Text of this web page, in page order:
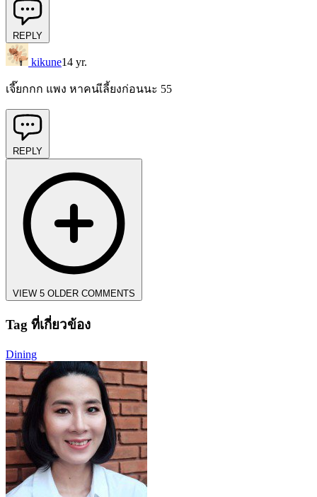
REPLY
kikune14 yr.
เจี๊ยกกก แพง หาคนเีลี้ยงก่อนนะ 55
REPLY
VIEW 5 OLDER COMMENTS
Tag ที่เกี่ยวข้อง
Dining